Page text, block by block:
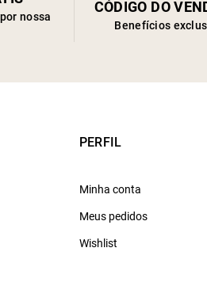
nossa
CÓDIGO DO
Benefícios
PERFIL
Minha conta
Meus pedidos
Wishlist